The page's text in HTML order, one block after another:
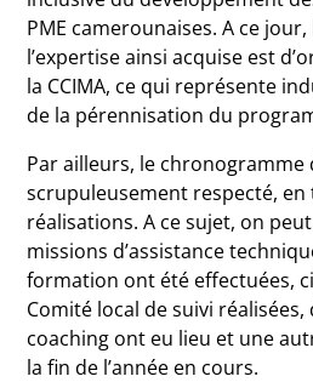
PME camerounaises. A ce
l’expertise ainsi acquise est
la CCIMA, ce qui représente
de la pérennisation du
Par ailleurs, le chronogramme
scrupuleusement respecté, en
réalisations. A ce sujet, on
missions d’assistance
formation ont été effectuées,
Comité local de suivi
coaching ont eu lieu et une
la fin de l’année en cours.